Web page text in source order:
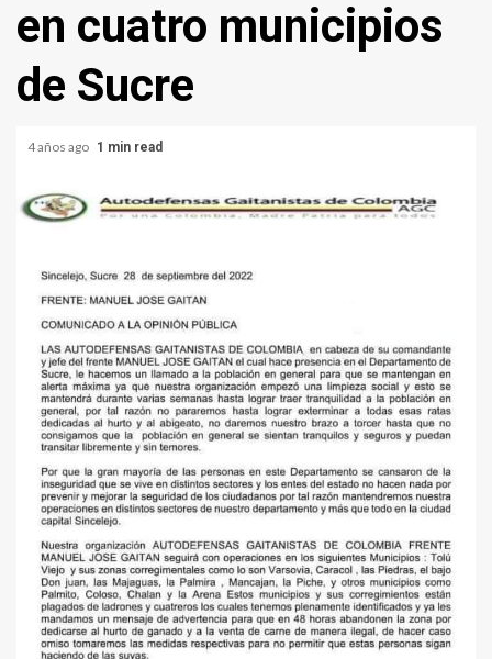
en cuatro municipios
de Sucre
4 años ago 1 min read